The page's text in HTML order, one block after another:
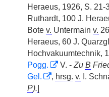
Heraeus, 1926, S. 21-
Ruthardt, 100 J.
Bote v. Untermain v.
Heraeus, 60 J.
Hochvakuumtechnik,
Pogg.
V. - Zu B
Gel.
, hrsg. v. I.
P).